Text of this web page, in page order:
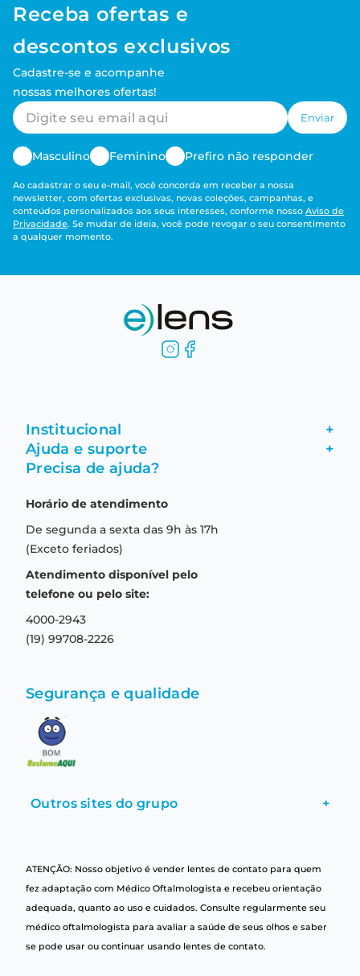
Receba ofertas e
descontos exclusivos
Cadastre-se e acompanhe
nossas melhores ofertas!
Enviar
Masculino Feminino Prefiro não responder
Ao cadastrar o seu e-mail, você concorda em receber a nossa
newsletter, com ofertas exclusivas, novas coleções, campanhas, e
conteúdos personalizados aos seus interesses, conforme nosso Aviso de
Privacidade. Se mudar de ideia, você pode revogar o seu consentimento
a qualquer momento.
Institucional +
Fale conosco
Formas de pagamento
Aviso de privacidade
Termos e condições de uso
Ajuda e suporte +
Garantia
Troca e devolução
Central de relacionamento
Precisa de ajuda?
Horário de atendimento
De segunda a sexta das 9h às 17h
(Exceto feriados)
Atendimento disponível pelo
telefone ou pelo site:
4000-2943
(19) 99708-2226
Segurança e qualidade
Outros sites do grupo +
ATENÇÃO: Nosso objetivo é vender lentes de contato para quem
fez adaptação com Médico Oftalmologista e recebeu orientação
adequada, quanto ao uso e cuidados. Consulte regularmente seu
médico oftalmologista para avaliar a saúde de seus olhos e saber
se pode usar ou continuar usando lentes de contato.